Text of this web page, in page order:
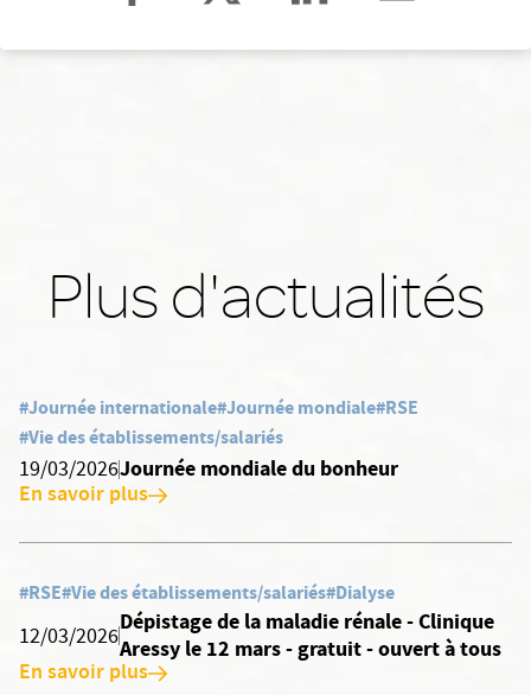
Plus d'actualités
#Journée internationale#Journée mondiale#RSE
#Vie des établissements/salariés
19/03/2026Journée mondiale du bonheur
En savoir plus
#RSE#Vie des établissements/salariés#Dialyse
12/03/2026
Dépistage de la maladie rénale - Clinique
Aressy le 12 mars - gratuit - ouvert à tous
En savoir plus